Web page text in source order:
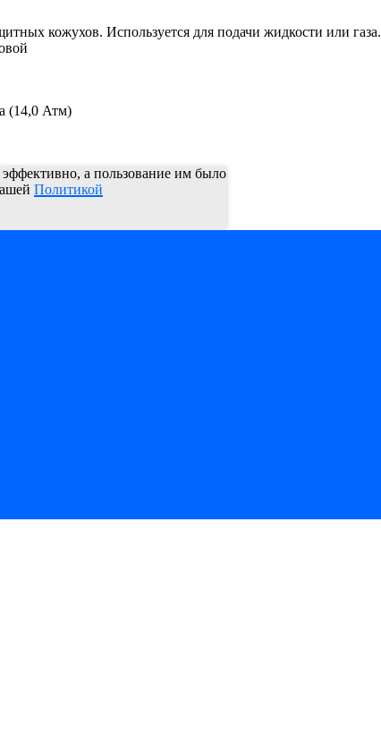
кожухов. Используется для подачи жидкости или газа.
(14,0 Атм)
а пользование им было
Политикой